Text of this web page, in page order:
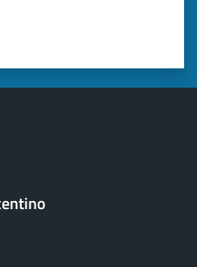
stelle su 5
su 5
5